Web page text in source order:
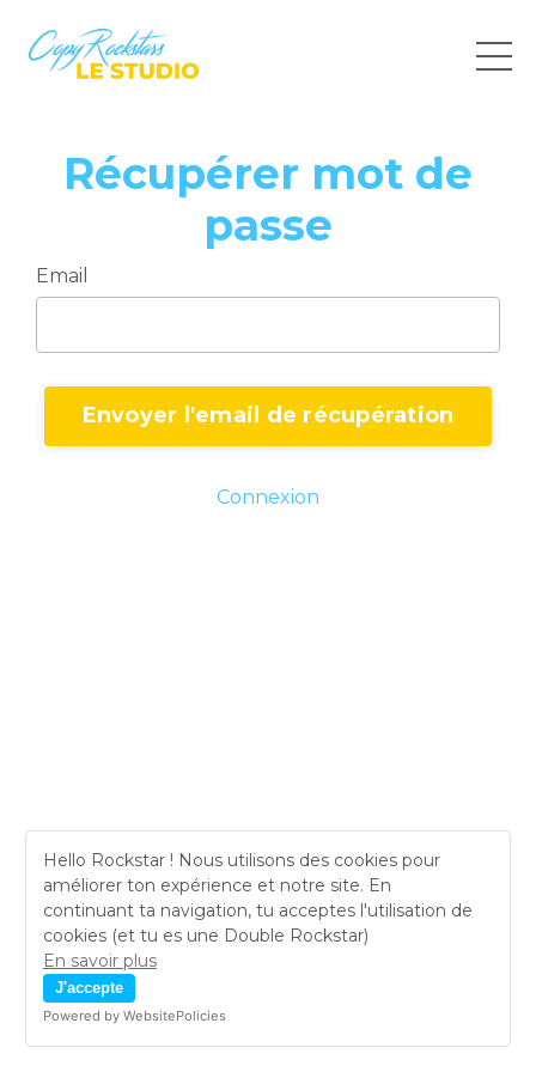
Hello Rockstar ! Nous utilisons des cookies pour
améliorer ton expérience et notre site. En
continuant ta navigation, tu acceptes l'utilisation de
cookies (et tu es une Double Rockstar)
En savoir plus
J'accepte
Powered by WebsitePolicies
Récupérer mot de
passe
Email
Connexion